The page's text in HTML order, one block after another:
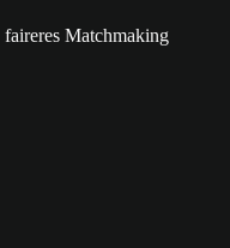
Matchmaking